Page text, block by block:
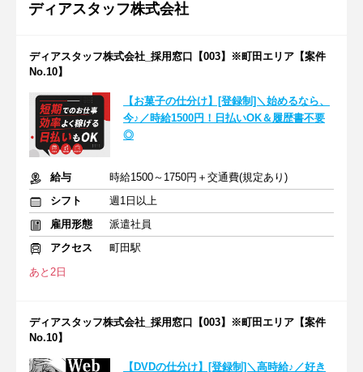
ディアスタッフ株式会社
ディアスタッフ株式会社_採用窓口【003】※町田エリア【案件
No.10】
【お菓子の仕分け】[登録制]＼始めるなら、
今♪／時給1500円！日払いOK＆履歴書不要
◎
給与
時給1500～1750円＋交通費(規定あり)
シフト
週1日以上
雇用形態
派遣社員
アクセス
町田駅
あと2日
ディアスタッフ株式会社_採用窓口【003】※町田エリア【案件
No.10】
【DVDの仕分け】[登録制]＼高時給♪／好き